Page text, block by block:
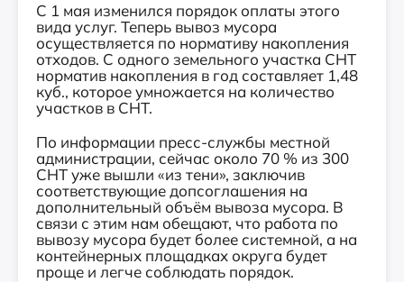
С 1 мая изменился порядок оплаты этого
вида услуг. Теперь вывоз мусора
осуществляется по нормативу накопления
отходов. С одного земельного участка СНТ
норматив накопления в год составляет 1,48
куб., которое умножается на количество
участков в СНТ.
По информации пресс-службы местной
администрации, сейчас около 70 % из 300
СНТ уже вышли «из тени», заключив
соответствующие допсоглашения на
дополнительный объём вывоза мусора. В
связи с этим нам обещают, что работа по
вывозу мусора будет более системной, а на
контейнерных площадках округа будет
проще и легче соблюдать порядок.